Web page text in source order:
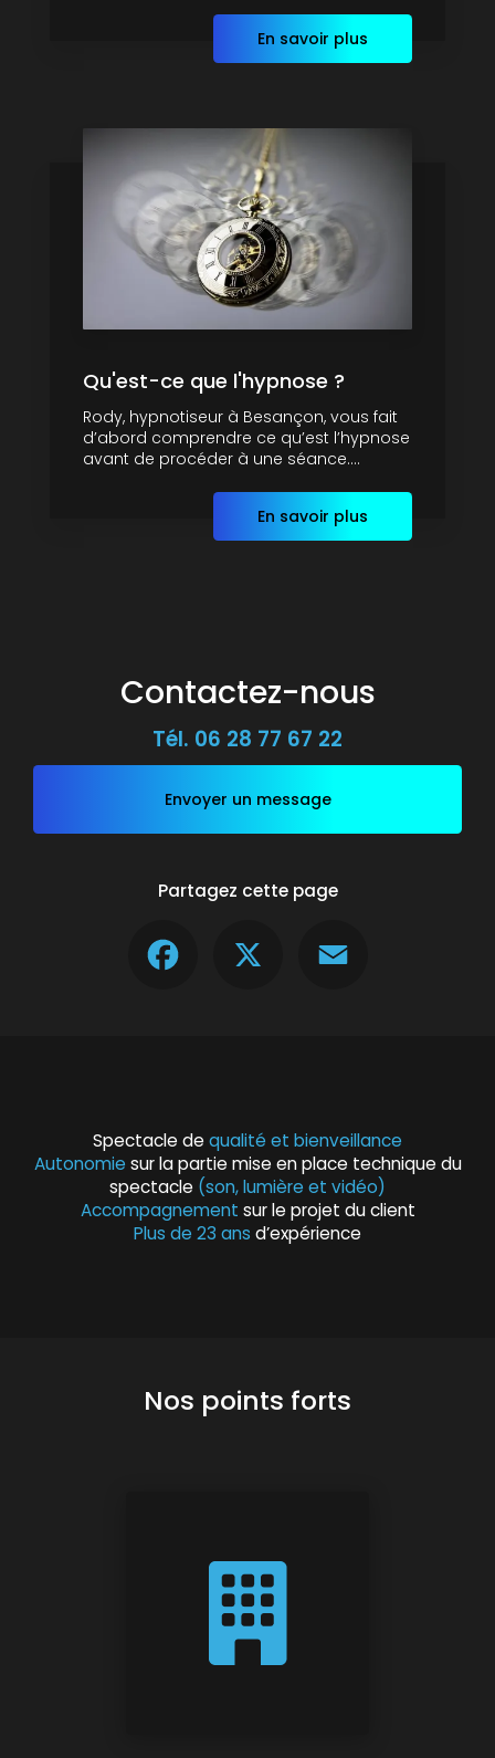
En savoir plus
Qu'est-ce que l'hypnose ?
Rody, hypnotiseur à Besançon, vous fait
d’abord comprendre ce qu’est l’hypnose
avant de procéder à une séance....
En savoir plus
Contactez-nous
Tél. 06 28 77 67 22
Envoyer un message
Partagez cette page
Spectacle dequalité et bienveillance
Autonomie sur la partie mise en place technique du
spectacle (son, lumière et vidéo)
Accompagnement sur le projet du client
Plus de 23 ans d’expérience
Nos points forts